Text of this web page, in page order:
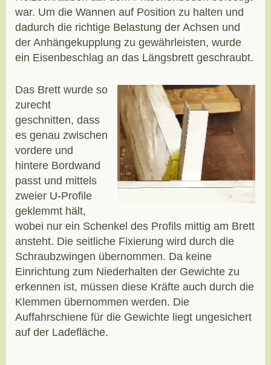
war. Um die Wannen auf Position zu halten und
dadurch die richtige Belastung der Achsen und
der Anhängekupplung zu gewährleisten, wurde
ein Eisenbeschlag an das Längsbrett geschraubt.
Das Brett wurde so
zurecht
geschnitten, dass
es genau zwischen
vordere und
hintere Bordwand
passt und mittels
zweier U-Profile
geklemmt hält,
wobei nur ein Schenkel des Profils mittig am Brett
ansteht. Die seitliche Fixierung wird durch die
Schraubzwingen übernommen. Da keine
Einrichtung zum Niederhalten der Gewichte zu
erkennen ist, müssen diese Kräfte auch durch die
Klemmen übernommen werden. Die
Auffahrschiene für die Gewichte liegt ungesichert
auf der Ladefläche.